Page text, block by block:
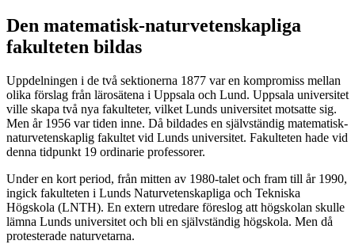
Den matematisk-naturvetenskapliga
fakulteten bildas
Uppdelningen i de två sektionerna 1877 var en kompromiss mellan
olika förslag från lärosätena i Uppsala och Lund. Uppsala universitet
ville skapa två nya fakulteter, vilket Lunds universitet motsatte sig.
Men år 1956 var tiden inne. Då bildades en självständig matematisk-
naturvetenskaplig fakultet vid Lunds universitet. Fakulteten hade vid
denna tidpunkt 19 ordinarie professorer.
Under en kort period, från mitten av 1980-talet och fram till år 1990,
ingick fakulteten i Lunds Naturvetenskapliga och Tekniska
Högskola (LNTH). En extern utredare föreslog att högskolan skulle
lämna Lunds universitet och bli en självständig högskola. Men då
protesterade naturvetarna.